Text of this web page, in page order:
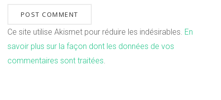
Ce site utilise Akismet pour réduire les indésirables. En
savoir plus sur la façon dont les données de vos
commentaires sont traitées.